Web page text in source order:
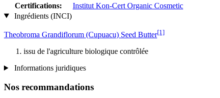
Certifications:
Institut Kon-Cert Organic Cosmetic
Ingrédients (INCI)
Theobroma Grandiflorum (Cupuacu) Seed Butter[1]
issu de l'agriculture biologique contrôlée
Informations juridiques
Nos recommandations